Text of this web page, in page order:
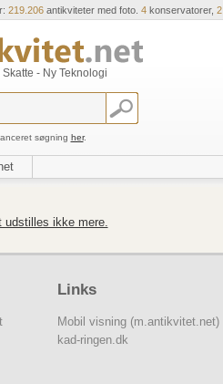
219.206 antikviteter med foto. 4 konservatorer, 2
- Ny Teknologi
søgning her.
udstilles ikke mere.
Links
Mobil visning (m.antikvitet.net)
kad-ringen.dk